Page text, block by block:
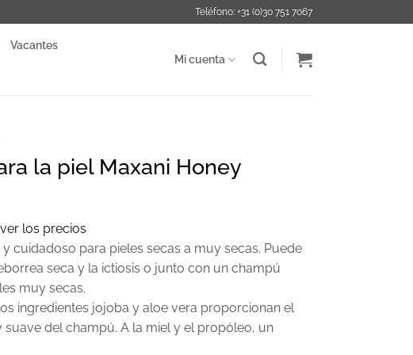
Teléfono: +31 (0)30 751 7067
Vacantes
Mi cuenta
la piel Maxani Honey
los precios
cuidadoso para pieles secas a muy secas. Puede
seca y la ictiosis o junto con un champú
muy secas.
ingredientes jojoba y aloe vera proporcionan el
del champú. A la miel y el propóleo, un